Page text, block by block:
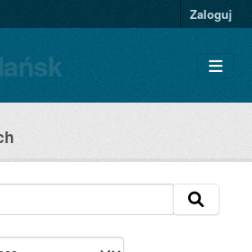
Zaloguj